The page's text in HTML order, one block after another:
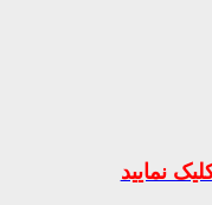
نمایید